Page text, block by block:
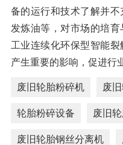
备的运行和技术了解并
发炼油等，对市场的培育
工业连续化环保型智能
产生重要的影响，促进行
废旧轮胎粉碎机 废
轮胎粉碎设备 废旧
废旧轮胎钢丝分离机